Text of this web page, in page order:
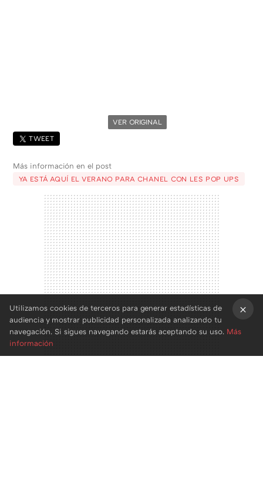
VER ORIGINAL
TWEET
Más información en el post
YA ESTÁ AQUÍ EL VERANO PARA CHANEL CON LES POP UPS
Utilizamos cookies de terceros para generar estadísticas de
audiencia y mostrar publicidad personalizada analizando tu
navegación. Si sigues navegando estarás aceptando su uso. Más
información